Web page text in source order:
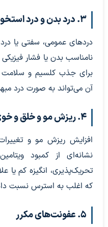
۳. درد بدن و درد استخوان
دردهای عمومی، سفتی یا
برای جذب کلسیم و
آن می‌تواند به صورت درد
۴. ریزش مو و خلق و خوی بد
افزایش ریزش مو و
تحریک‌پذیری، انگیزه کم یا
که اغلب به استرس نسبت
۵. عفونت‌های مکرر